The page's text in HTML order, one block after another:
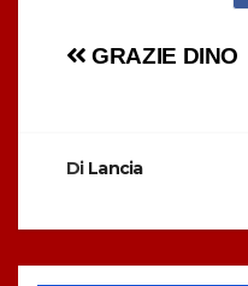
GRAZIE DINO
Di Lancia